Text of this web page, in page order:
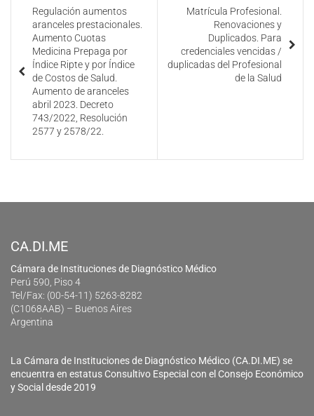
Aumento Cuotas
Medicina Prepaga por
Índice Ripte y por Índice
de Costos de Salud.
Aumento de aranceles
abril 2023. Decreto
743/2022, Resolución
2577 y 2578/22.
Duplicados. Para
credenciales vencidas /
duplicadas del Profesional
de la Salud
Cámara de Instituciones de Diagnóstico Médico
Tel/Fax: (00-54-11) 5263-8282
(C1068AAB) – Buenos Aires
Argentina
y Social desde 2019